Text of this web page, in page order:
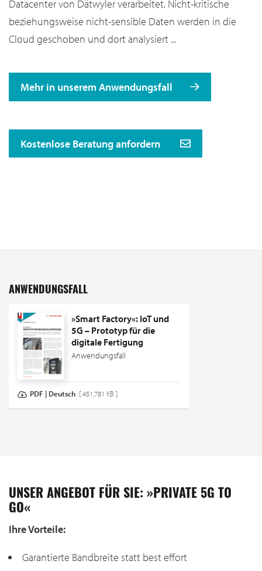
Datacenter von Dätwyler verarbeitet. Nicht-kritische
beziehungsweise nicht-sensible Daten werden in die
Cloud geschoben und dort analysiert ...
Mehr in unserem Anwendungsfall
Kostenlose Beratung anfordern
ANWENDUNGSFALL
»Smart Factory«: IoT und
5G – Prototyp für die
digitale Fertigung
Anwendungsfall
PDF | Deutsch [ 451,781 KB ]
UNSER ANGEBOT FÜR SIE: »PRIVATE 5G TO
GO«
Ihre Vorteile:
Garantierte Bandbreite statt best effort